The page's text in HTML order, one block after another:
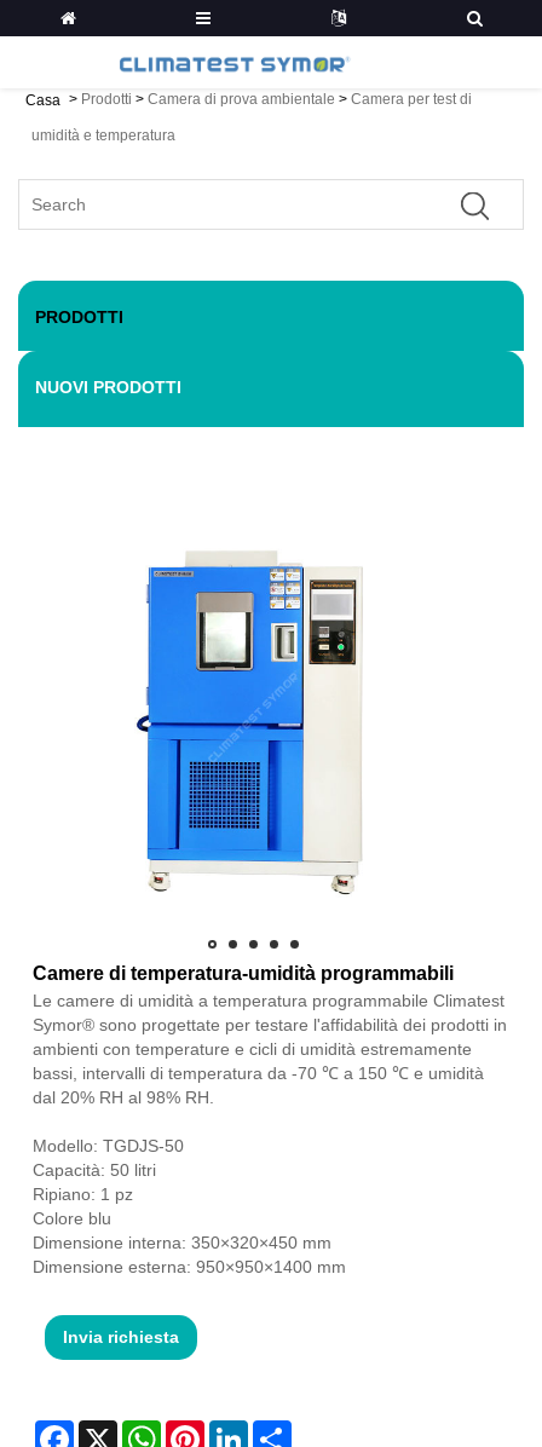
Casa > Prodotti > Camera di prova ambientale > Camera per test di
umidità e temperatura
PRODOTTI
NUOVI PRODOTTI
Camere di temperatura-umidità programmabili
Le camere di umidità a temperatura programmabile Climatest
Symor® sono progettate per testare l'affidabilità dei prodotti in
ambienti con temperature e cicli di umidità estremamente
bassi, intervalli di temperatura da -70 ℃ a 150 ℃ e umidità
dal 20% RH al 98% RH.
Modello: TGDJS-50
Capacità: 50 litri
Ripiano: 1 pz
Colore blu
Dimensione interna: 350×320×450 mm
Dimensione esterna: 950×950×1400 mm
Invia richiesta
Facebook
X WhatsAppPinterestLinkedIn